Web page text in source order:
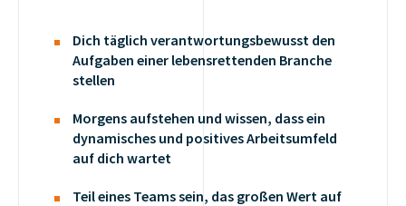
Dich täglich verantwortungsbewusst den
Aufgaben einer lebensrettenden Branche
stellen
Morgens aufstehen und wissen, dass ein
dynamisches und positives Arbeitsumfeld
auf dich wartet
Teil eines Teams sein, das großen Wert auf